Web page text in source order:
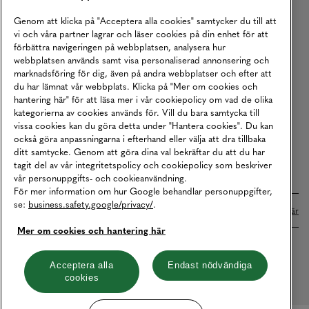
Köpvillkor
Karriär
Vårt Ansvar
Våra Tjänster
Press
Studentrabatt
B2B
Tillgänglighetsredogörelse
Betalningar online sköts i samarbete med Klarna. Läs mer här
Cookies Integritetspolicy
Hantera cookies
Genom att klicka på "Acceptera alla cookies" samtycker du till att
vi och våra partner lagrar och läser cookies på din enhet för att
förbättra navigeringen på webbplatsen, analysera hur
webbplatsen används samt visa personaliserad annonsering och
marknadsföring för dig, även på andra webbplatser och efter att
du har lämnat vår webbplats. Klicka på "Mer om cookies och
hantering här" för att läsa mer i vår cookiepolicy om vad de olika
kategorierna av cookies används för. Vill du bara samtycka till
vissa cookies kan du göra detta under "Hantera cookies". Du kan
också göra anpassningarna i efterhand eller välja att dra tillbaka
ditt samtycke. Genom att göra dina val bekräftar du att du har
tagit del av vår integritetspolicy och cookiepolicy som beskriver
vår personuppgifts- och cookieanvändning.
För mer information om hur Google behandlar personuppgifter,
se: business.safety.google/privacy/.
Mer om cookies och hantering här
Acceptera alla
cookies
Endast nödvändiga